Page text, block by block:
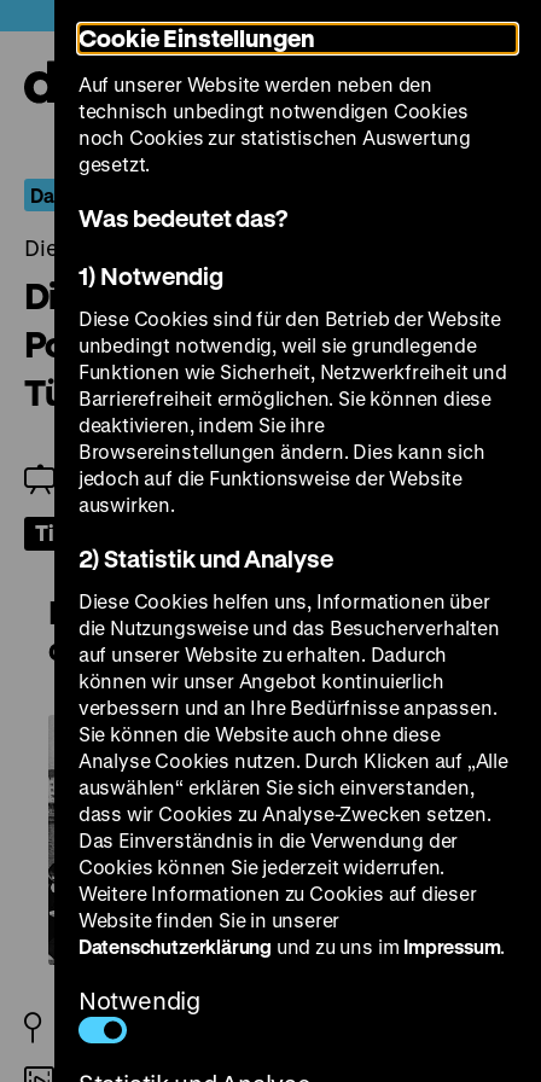
zum
Seiteninhalt
springen
Das nächste Jahrhundert wird uns gehören
Dienstag, 16. Mai 2023, 19.00 Uhr
Die Frau mit der Kamera -
Porträt der Fotografin Abisag
Tüllmann
In Anwesenheit der Regisseurin
Tickets
Die Frau mit der Kamera – Porträt
der Fotografin Abisag Tüllmann
D 2015
Cookie Einstellungen
Auf unserer Website werden neben den
technisch unbedingt notwendigen Cookies
noch Cookies zur statistischen Auswertung
gesetzt.
Was bedeutet das?
1) Notwendig
Diese Cookies sind für den Betrieb der Website
unbedingt notwendig, weil sie grundlegende
Funktionen wie Sicherheit, Netzwerkfreiheit und
Barrierefreiheit ermöglichen. Sie können diese
deaktivieren, indem Sie ihre
Browsereinstellungen ändern. Dies kann sich
jedoch auf die Funktionsweise der Website
auswirken.
2) Statistik und Analyse
Diese Cookies helfen uns, Informationen über
die Nutzungsweise und das Besucherverhalten
auf unserer Website zu erhalten. Dadurch
können wir unser Angebot kontinuierlich
verbessern und an Ihre Bedürfnisse anpassen.
Sie können die Website auch ohne diese
Analyse Cookies nutzen. Durch Klicken auf „Alle
auswählen“ erklären Sie sich einverstanden,
dass wir Cookies zu Analyse-Zwecken setzen.
Das Einverständnis in die Verwendung der
Cookies können Sie jederzeit widerrufen.
Weitere Informationen zu Cookies auf dieser
Website finden Sie in unserer
Datenschutzerklärung und zu uns im Impressum.
Notwendig